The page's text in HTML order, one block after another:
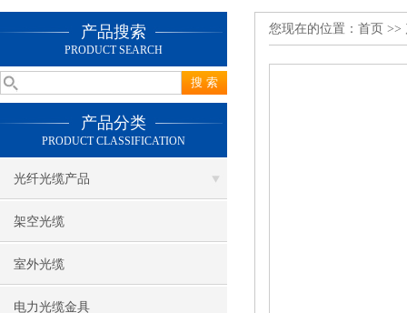
产品搜索
PRODUCT SEARCH
产品分类
PRODUCT CLASSIFICATION
光纤光缆产品
架空光缆
室外光缆
电力光缆金具
您现在的位置： 首页 >>